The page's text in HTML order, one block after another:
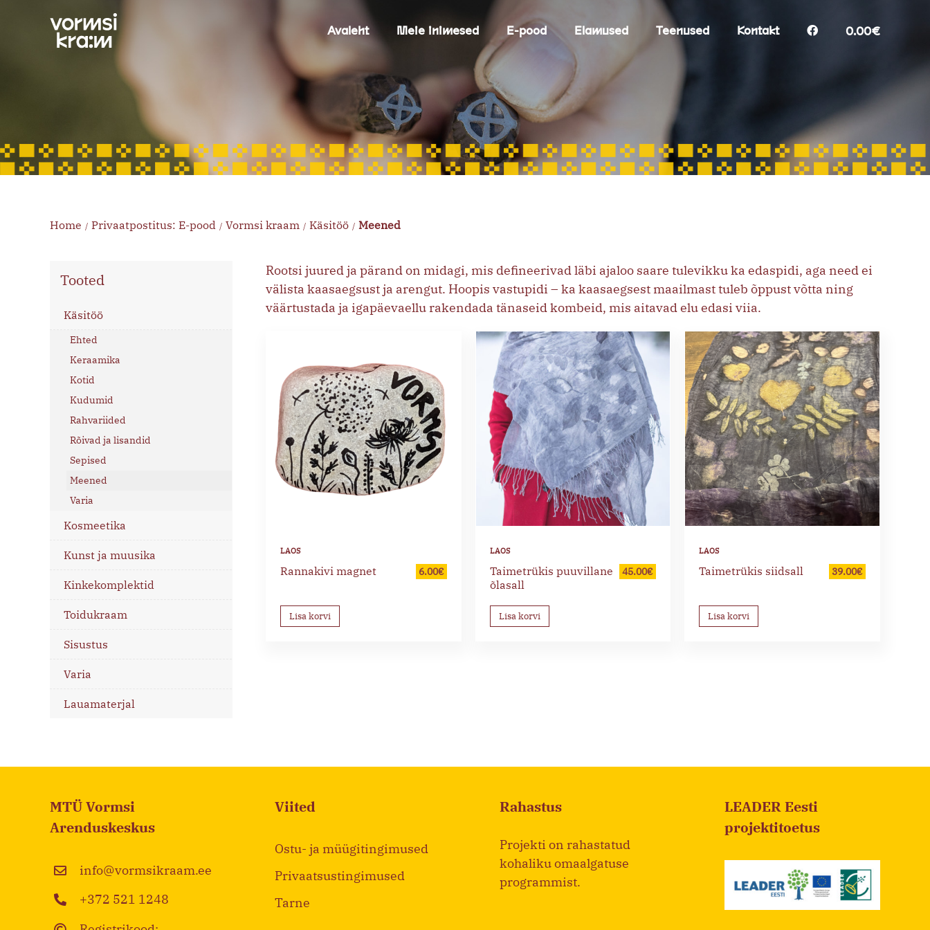
Avaleht Meie inimesed E-pood Elamused Teenused Kontakt 0.00€
Home / Privaatpostitus: E-pood / Vormsi kraam / Käsitöö / Meened
Tooted
Käsitöö
Ehted
Keraamika
Kotid
Kudumid
Rahvariided
Rõivad ja lisandid
Sepised
Meened
Varia
Kosmeetika
Kunst ja muusika
Kinkekomplektid
Toidukraam
Sisustus
Varia
Lauamaterjal
Rootsi juured ja pärand on midagi, mis defineerivad läbi ajaloo saare tulevikku ka edaspidi, aga need ei
välista kaasaegsust ja arengut. Hoopis vastupidi – ka kaasaegsest maailmast tuleb õppust võtta ning
väärtustada ja igapäevaellu rakendada tänaseid kombeid, mis aitavad elu edasi viia.
Rannakivi magnet 6.00€
Lisa korvi
Taimetrükis puuvillane
õlasall
45.00€
Lisa korvi
Taimetrükis siidsall 39.00€
Lisa korvi
MTÜ Vormsi
Arenduskeskus
info@vormsikraam.ee
+372 521 1248
Viited
Ostu- ja müügitingimused
Privaatsustingimused
Tarne
Rahastus
Projekti on rahastatud
kohaliku omaalgatuse
programmist.
LEADER Eesti
projektitoetus